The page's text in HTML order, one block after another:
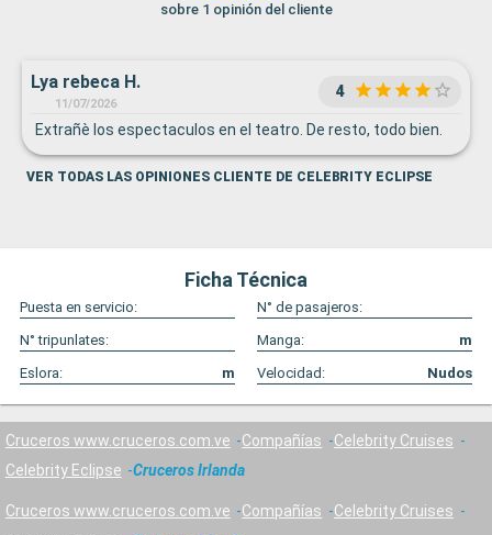
sobre 1 opinión del cliente
Lya rebeca H.
11/07/2026
4
Extrañè los espectaculos en el teatro. De resto, todo bien.
VER TODAS LAS OPINIONES CLIENTE DE CELEBRITY ECLIPSE
Ficha Técnica
Puesta en servicio:
N° de pasajeros:
N° tripunlates:
Manga:
m
Eslora:
m Velocidad: Nudos
Cruceros www.cruceros.com.ve Compañías
Celebrity Cruises
Celebrity Eclipse
Cruceros Irlanda
Cruceros www.cruceros.com.ve Compañías
Celebrity Cruises